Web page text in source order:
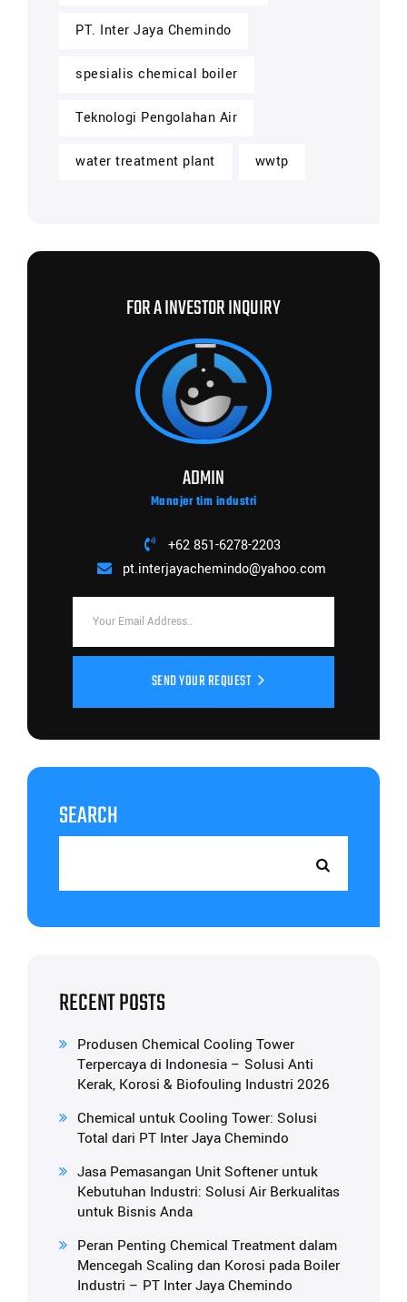
PT. Inter Jaya Chemindo
spesialis chemical boiler
Teknologi Pengolahan Air
water treatment plant wwtp
FOR A INVESTOR INQUIRY
ADMIN
Manajer tim industri
+62 851-6278-2203
pt.interjayachemindo@yahoo.com
SEND YOUR REQUEST
SEARCH
RECENT POSTS
Produsen Chemical Cooling Tower
Terpercaya di Indonesia – Solusi Anti
Kerak, Korosi & Biofouling Industri 2026
Chemical untuk Cooling Tower: Solusi
Total dari PT Inter Jaya Chemindo
Jasa Pemasangan Unit Softener untuk
Kebutuhan Industri: Solusi Air Berkualitas
untuk Bisnis Anda
Peran Penting Chemical Treatment dalam
Mencegah Scaling dan Korosi pada Boiler
Industri – PT Inter Jaya Chemindo